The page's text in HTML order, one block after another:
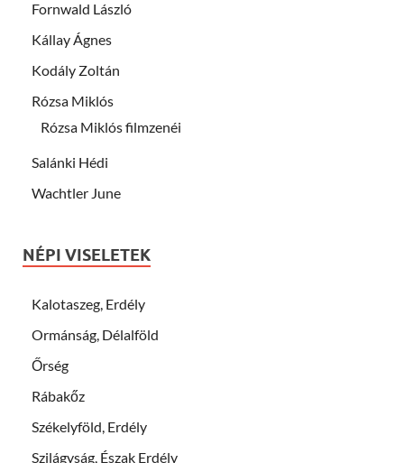
Fornwald László
Kállay Ágnes
Kodály Zoltán
Rózsa Miklós
Rózsa Miklós filmzenéi
Salánki Hédi
Wachtler June
NÉPI VISELETEK
Kalotaszeg, Erdély
Ormánság, Délalföld
Őrség
Rábakőz
Székelyföld, Erdély
Szilágyság, Észak Erdély